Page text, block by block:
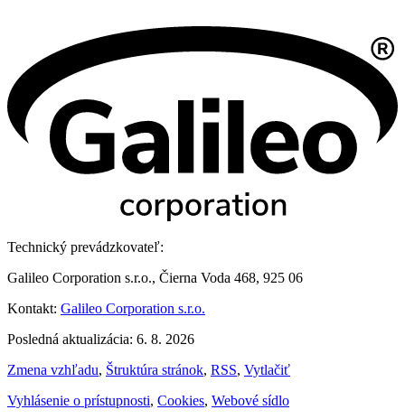
Technický prevádzkovateľ:
Galileo Corporation s.r.o., Čierna Voda 468, 925 06
Kontakt: Galileo Corporation s.r.o.
Posledná aktualizácia: 6. 8. 2026
Zmena vzhľadu, Štruktúra stránok, RSS, Vytlačiť
Vyhlásenie o prístupnosti, Cookies, Webové sídlo